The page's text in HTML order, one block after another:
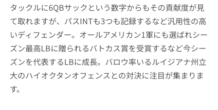
タックルに6QBサックという数字からもその貢献度が見
て取れますが、パスINTも3つも記録するなど汎用性の高
いディフェンダー。オールアメリカン1軍にも選ばれシー
ズン最高LBに贈られるバトカス賞を受賞するなど今シー
ズンを代表するLBに成長。バロウ率いるルイジアナ州立
大のハイオクタンオフェンスとの対決に注目が集まりま
す。